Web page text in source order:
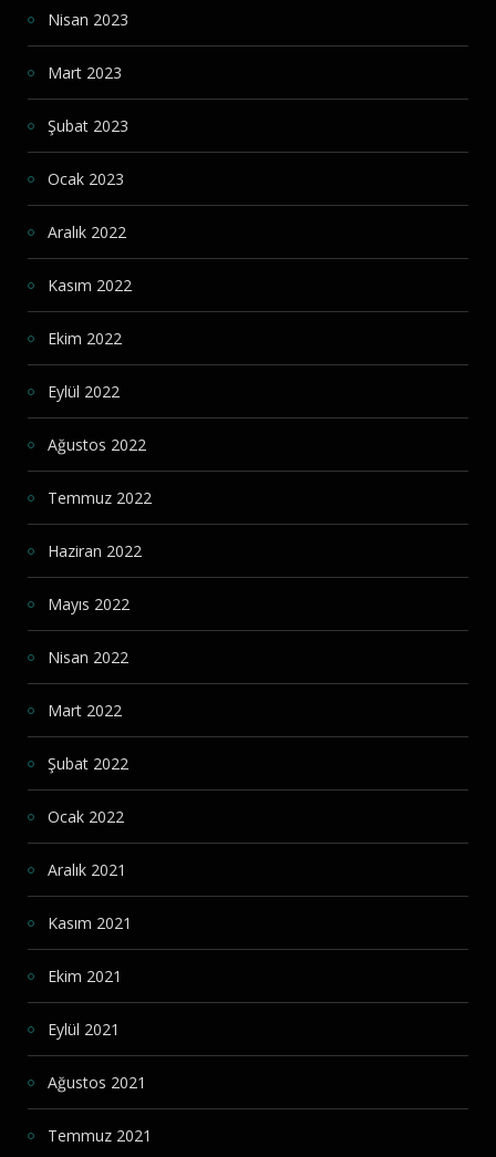
Nisan 2023
Mart 2023
Şubat 2023
Ocak 2023
Aralık 2022
Kasım 2022
Ekim 2022
Eylül 2022
Ağustos 2022
Temmuz 2022
Haziran 2022
Mayıs 2022
Nisan 2022
Mart 2022
Şubat 2022
Ocak 2022
Aralık 2021
Kasım 2021
Ekim 2021
Eylül 2021
Ağustos 2021
Temmuz 2021